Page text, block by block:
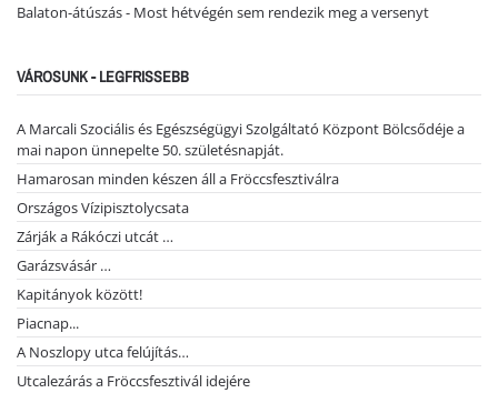
Balaton-átúszás - Most hétvégén sem rendezik meg a versenyt
VÁROSUNK - LEGFRISSEBB
A Marcali Szociális és Egészségügyi Szolgáltató Központ Bölcsődéje a
mai napon ünnepelte 50. születésnapját.
Hamarosan minden készen áll a Fröccsfesztiválra
Országos Vízipisztolycsata
Zárják a Rákóczi utcát …
Garázsvásár …
Kapitányok között!
Piacnap...
A Noszlopy utca felújítás…
Utcalezárás a Fröccsfesztivál idejére